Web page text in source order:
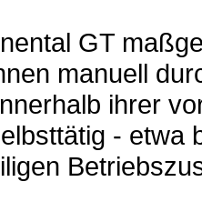
GT
manuell
ihrer
- etwa